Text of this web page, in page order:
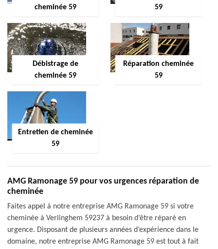
cheminée 59
59
Débistrage de
cheminée 59
Réparation cheminée
59
Entretien de cheminée
59
AMG Ramonage 59 pour vos urgences réparation de
cheminée
Faites appel à notre entreprise AMG Ramonage 59 si votre
cheminée à Verlinghem 59237 à besoin d’être réparé en
urgence. Disposant de plusieurs années d’expérience dans le
domaine, notre entreprise AMG Ramonage 59 est tout à fait